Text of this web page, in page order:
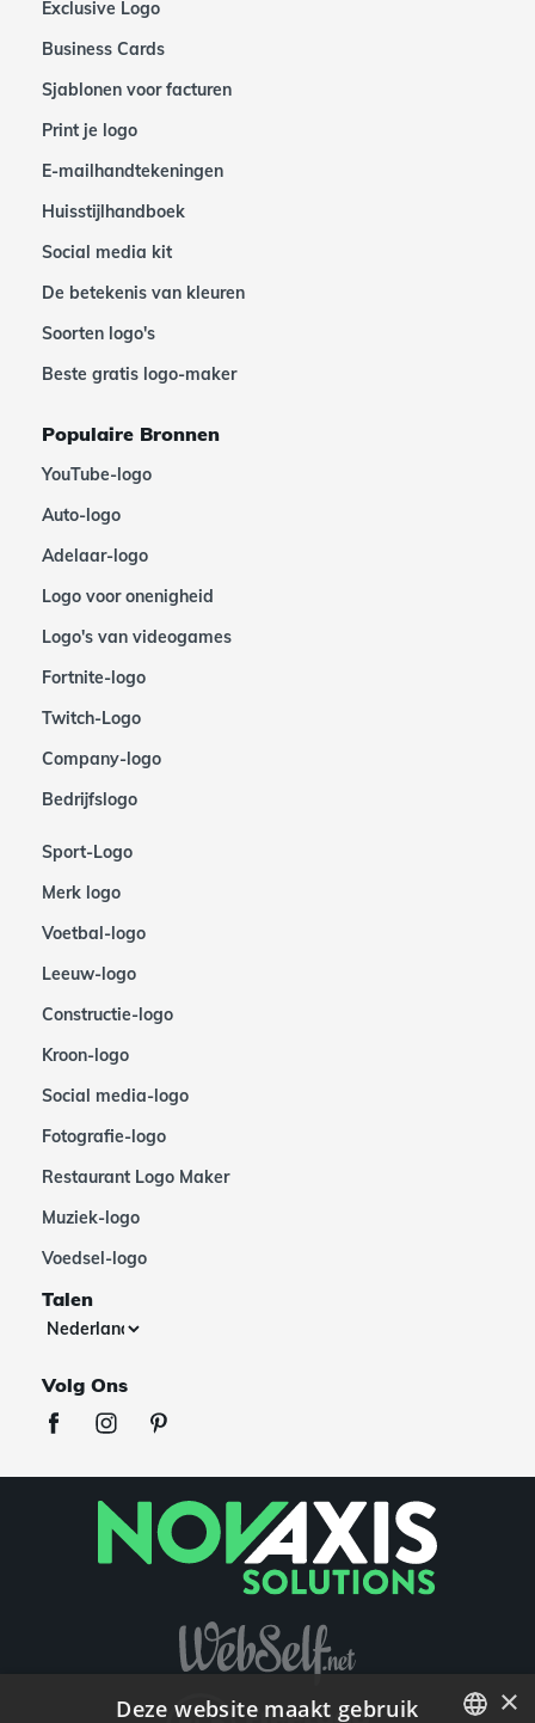
Exclusive Logo
Business Cards
Sjablonen voor facturen
Print je logo
E-mailhandtekeningen
Huisstijlhandboek
Social media kit
De betekenis van kleuren
Soorten logo's
Beste gratis logo-maker
Populaire Bronnen
YouTube-logo
Auto-logo
Adelaar-logo
Logo voor onenigheid
Logo's van videogames
Fortnite-logo
Twitch-Logo
Company-logo
Bedrijfslogo
Sport-Logo
Merk logo
Voetbal-logo
Leeuw-logo
Constructie-logo
Kroon-logo
Social media-logo
Fotografie-logo
Restaurant Logo Maker
Muziek-logo
Voedsel-logo
Talen
Volg Ons
×
Deze website maakt gebruik